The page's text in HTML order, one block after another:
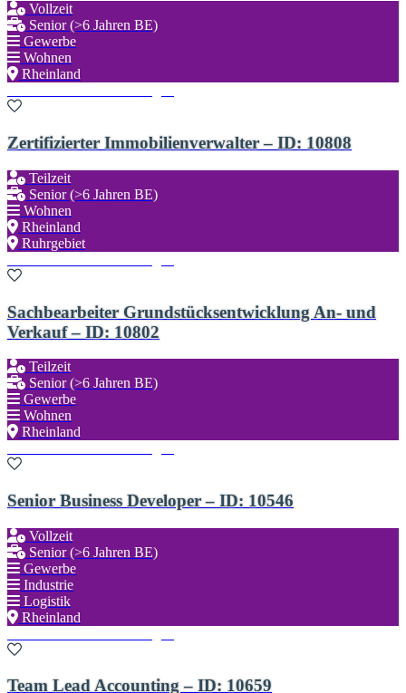
Vollzeit
Senior (>6 Jahren BE)
Gewerbe
Wohnen
Rheinland
Zertifizierter Immobilienverwalter – ID: 10808
Teilzeit
Senior (>6 Jahren BE)
Wohnen
Rheinland
Ruhrgebiet
Sachbearbeiter Grundstücksentwicklung An- und
Verkauf – ID: 10802
Teilzeit
Senior (>6 Jahren BE)
Gewerbe
Wohnen
Rheinland
Senior Business Developer – ID: 10546
Vollzeit
Senior (>6 Jahren BE)
Gewerbe
Industrie
Logistik
Rheinland
Team Lead Accounting – ID: 10659